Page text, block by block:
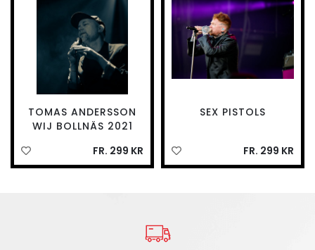
TOMAS ANDERSSON
WIJ BOLLNÄS 2021
FR. 299 KR
SEX PISTOLS
FR. 299 KR